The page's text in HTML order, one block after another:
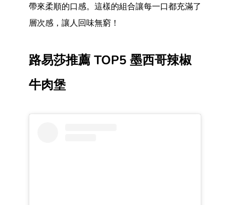
帶來柔順的口感。這樣的組合讓每一口都充滿了
層次感，讓人回味無窮！
路易莎推薦 TOP5 墨西哥辣椒
牛肉堡